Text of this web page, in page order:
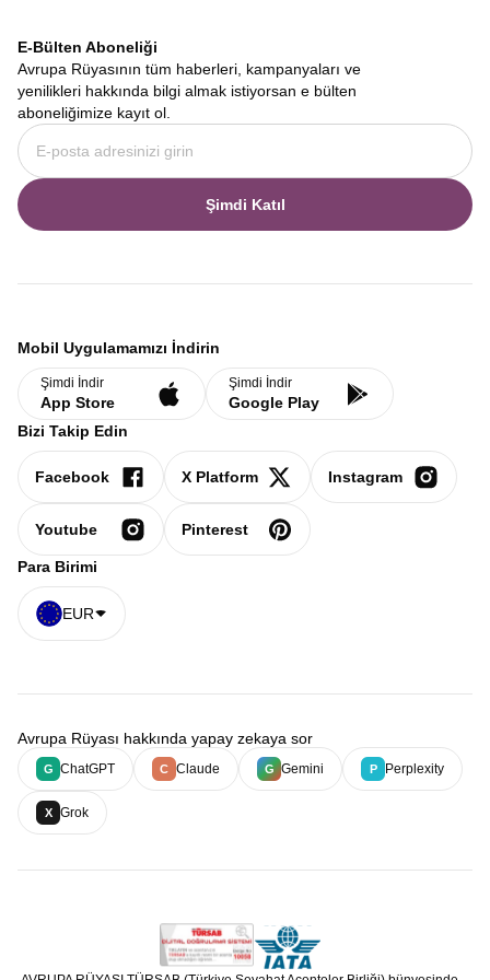
başkentlerinin cıvıl cıvıl meydanlarına, gemi yolculuklarının
romantizminden otobüs yolculuklarının panoramik keyfine kadar
her anı dolu dolu yaşamak içinAvrupa Rüyasıdoğru tercihtir.
İskandinav Turları ,Norveç Fiyortları Turu
Fiyatları
inceleyebilir, hayalinizdeki rotayı bugün planlamaya
başlayabilirsiniz.
E-Bülten Aboneliği
Avrupa Rüyasının tüm haberleri, kampanyaları ve
yenilikleri hakkında bilgi almak istiyorsan e bülten
aboneliğimize kayıt ol.
Şimdi Katıl
Mobil Uygulamamızı İndirin
Şimdi İndir
App Store
Şimdi İndir
Google Play
Bizi Takip Edin
Facebook X Platform Instagram
Youtube Pinterest
Para Birimi
EUR
Avrupa Rüyası hakkında yapay zekaya sor
G ChatGPT C Claude G Gemini P Perplexity
X Grok